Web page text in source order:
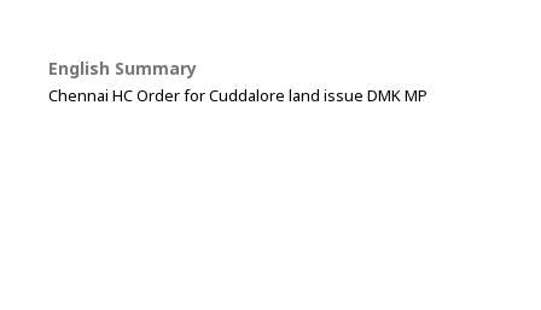
English Summary
Chennai HC Order for Cuddalore land issue DMK MP